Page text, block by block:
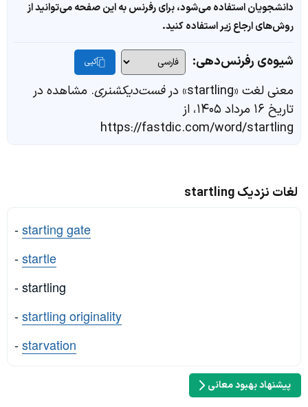
دانشجویان استفاده می‌شود، برای رفرنس به این صفحه می‌توانید از
روش‌های ارجاع زیر استفاده کنید.
شیوه‌ی رفرنس‌دهی: کپی
معنی لغت «startling» در فست‌دیکشنری. مشاهده در
تاریخ ۱۶ مرداد ۱۴۰۵، از
https://fastdic.com/word/startling
لغات نزدیک startling
-starting gate
-startle
- startling
-startling originality
-starvation
پیشنهاد بهبود معانی